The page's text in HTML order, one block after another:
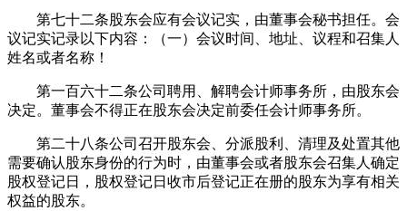
第七十二条股东会应有会议记实，由董事会秘书担任。会
议记实记录以下内容：（一）会议时间、地址、议程和召集人
姓名或者名称！
第一百六十二条公司聘用、解聘会计师事务所，由股东会
决定。董事会不得正在股东会决定前委任会计师事务所。
第二十八条公司召开股东会、分派股利、清理及处置其他
需要确认股东身份的行为时，由董事会或者股东会召集人确定
股权登记日，股权登记日收市后登记正在册的股东为享有相关
权益的股东。